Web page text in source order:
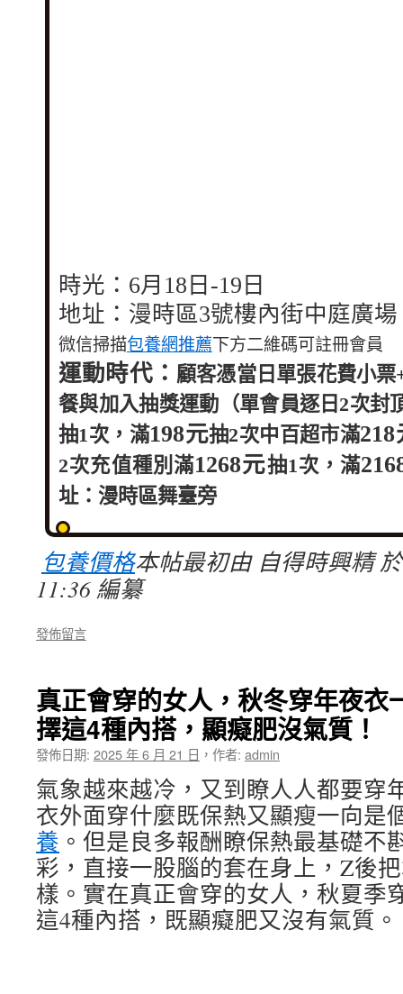
時光：6月18日-19日
地址：漫時區3號樓內街中庭廣場
微信掃描包養網推薦下方二維碼可註冊會員
運動時代： 顧客憑當日單張花費小票
餐與加入抽獎運動（單會員逐日2次封
抽1次，滿198元抽2次中百超市滿218
2次充值種別滿1268元抽1次，滿
址：漫時區舞臺旁
包養價格本帖最初由 自得時興精
11:36 編纂
發佈留言
真正會穿的女人，秋冬穿年夜衣
擇這4種內搭，顯癡肥沒氣質！
發佈日期: 2025 年 6 月 21 日 ， 作者: admin
氣象越來越冷，又到瞭人人都要穿
衣外面穿什麼既保熱又顯瘦一向是
養 。但是良多報酬瞭保熱最基礎不
彩，直接一股腦的套在身上，Z後
樣。實在真正會穿的女人，秋夏季
這4種內搭，既顯癡肥又沒有氣質。